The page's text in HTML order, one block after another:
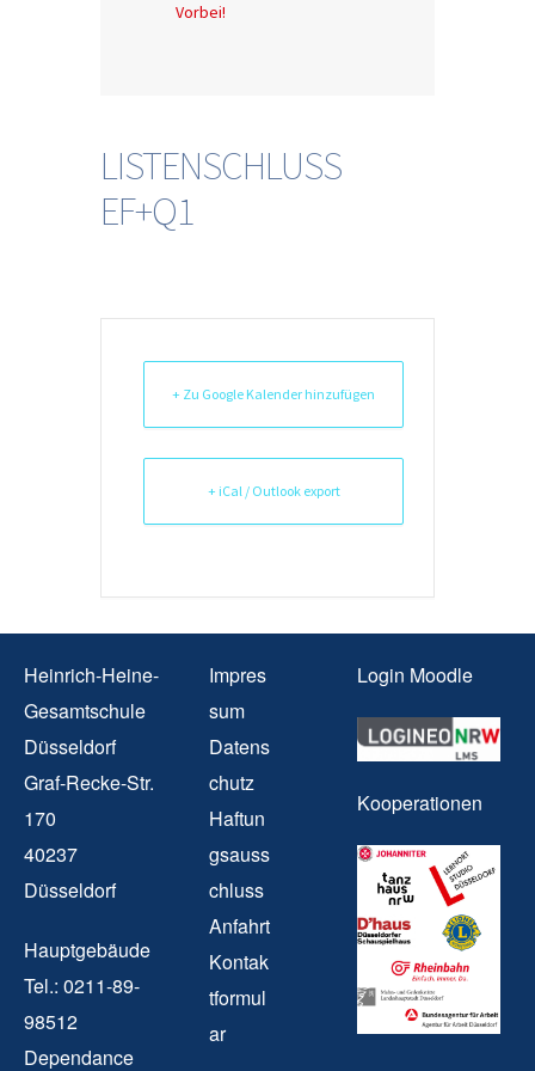
Vorbei!
LISTENSCHLUSS
EF+Q1
+ Zu Google Kalender hinzufügen
+ iCal / Outlook export
Heinrich-Heine-
Gesamtschule
Düsseldorf
Graf-Recke-Str.
170
40237
Düsseldorf
Hauptgebäude
Tel.: 0211-89-
98512
Dependance
Impres
sum
Datens
chutz
Haftun
gsauss
chluss
Anfahrt
Kontak
tformul
ar
Login Moodle
Kooperationen